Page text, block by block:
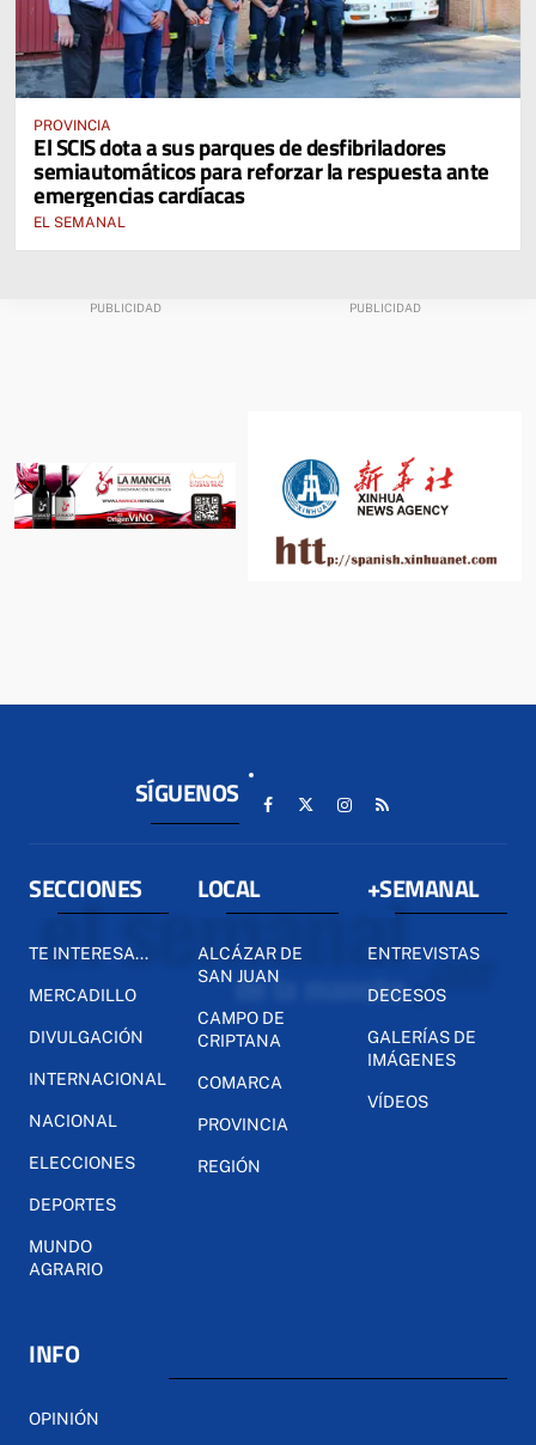
PROVINCIA
El SCIS dota a sus parques de desfibriladores
semiautomáticos para reforzar la respuesta ante
emergencias cardíacas
EL SEMANAL
SÍGUENOS
SECCIONES
TE INTERESA...
MERCADILLO
DIVULGACIÓN
INTERNACIONAL
NACIONAL
ELECCIONES
DEPORTES
MUNDO
AGRARIO
LOCAL
ALCÁZAR DE
SAN JUAN
CAMPO DE
CRIPTANA
COMARCA
PROVINCIA
REGIÓN
+SEMANAL
ENTREVISTAS
DECESOS
GALERÍAS DE
IMÁGENES
VÍDEOS
INFO
OPINIÓN